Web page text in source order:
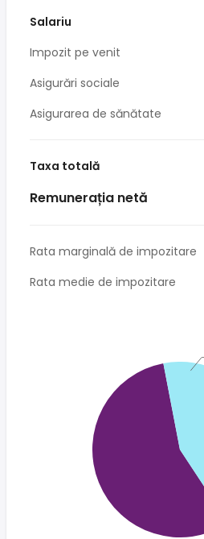
Salariu
Impozit pe venit
Asigurări sociale
Asigurarea de sănătate
Taxa totală
Remunerația netă
Rata marginală de impozitare
Rata medie de impozitare